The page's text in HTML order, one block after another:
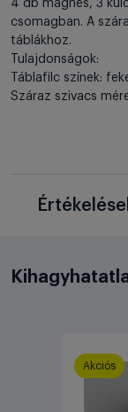
4 db mágnes, 3
csomagban. A
táblákhoz.
Tulajdonságok:
Táblafilc színek:
Száraz szivacs
Akciós